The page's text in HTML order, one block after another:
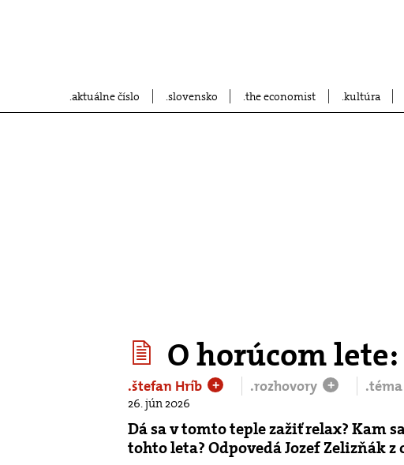
aktuálne číslo slovensko the economist kultúra
O horúcom
.štefan Hríb + .rozhovory + .téma
26. jún 2026
Dá sa v tomto teple zažiť relax? Kam
tohto leta? Odpovedá Jozef Zelizňák z